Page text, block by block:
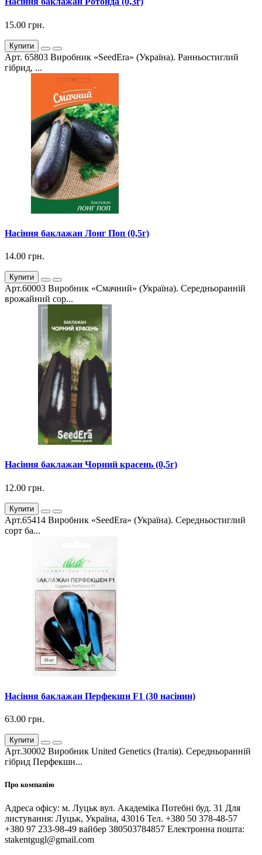
15.00 грн.
Купити
Арт. 65803 Виробник «SeedEra» (Україна). Ранньостиглий
гібрид, ...
Насіння баклажан Лонг Поп (0,5г)
14.00 грн.
Купити
Арт.60003 Виробник «Смачний» (Україна). Середньоранній
врожайний сор...
Насіння баклажан Чорний красень (0,5г)
12.00 грн.
Купити
Арт.65414 Виробник «SeedEra» (Україна). Середньостиглий
сорт ба...
Насіння баклажан Перфекшн F1 (30 насінин)
63.00 грн.
Купити
Арт.30002 Виробник United Genetics (Італія). Середньоранній
гібрид Перфекшн...
Про компанію
Адреса офісу: м. Луцьк вул. Академіка Потебні буд. 31 Для
листування: Луцьк, Україна, 43016 Тел. +380 50 378-48-57
+380 97 233-98-49 вайбер 380503784857 Електронна пошта:
stakentgugl@gmail.com